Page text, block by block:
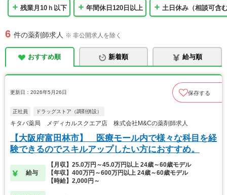
残業月10ｈ以下 年間休日120日以上 土日休み（相談可含
6 件の薬剤師求人 ※ 非公開求人を除く
おすすめ順 新着順 給与順
更新日：2026年5月26日 保存する
正社員 ドラッグストア（調剤併設）
キタバ薬局 メディカルスクエア店 株式会社M&Cの薬剤師求人
【大阪府富田林市】 医療モール内で様々な科目を経
験できるのでスキルアップしたい方におすすめ。
給与
【月収】25.0万円～45.0万円以上 24歳～60歳モデル
【年収】400万円～600万円以上 24歳～60歳モデル
【時給】2,000円～